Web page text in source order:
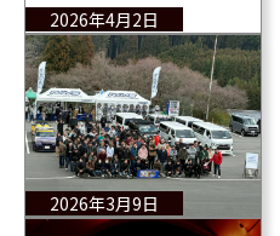
2026年4月2日
2026年3月9日